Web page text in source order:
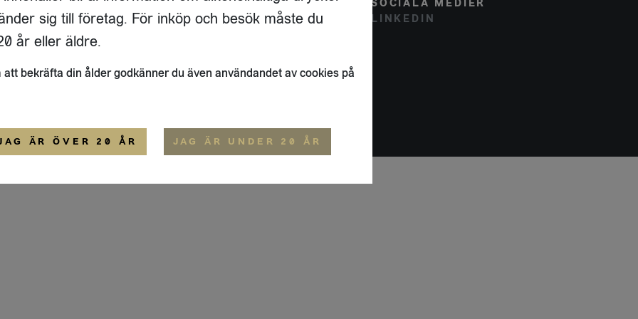
17 A
STOCKHOLM
FLAIVY
OM OSS
SOCIALA MEDIER
LINKEDIN
ALLMÄNNA VILLKOR
sig till företag. För inköp och besök måste du
år eller äldre.
att bekräfta din ålder godkänner du även användandet av cookies på
ÄR ÖVER 20 ÅR JAG ÄR UNDER 20 ÅR